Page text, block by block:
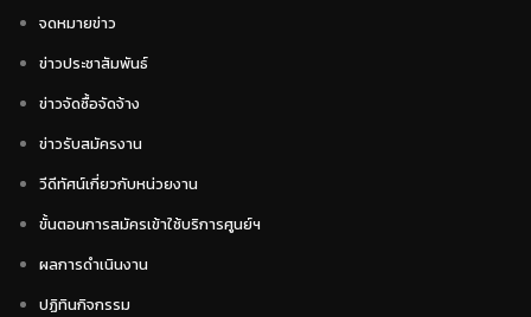
จดหมายข่าว
ข่าวประชาสัมพันธ์
ข่าวจัดซื้อจัดจ้าง
ข่าวรับสมัครงาน
วีดีทัศน์เกี่ยวกับหน่วยงาน
ขั้นตอนการสมัครเข้าใช้บริการศูนย์ฯ
ผลการดำเนินงาน
ปฏิทินกิจกรรม